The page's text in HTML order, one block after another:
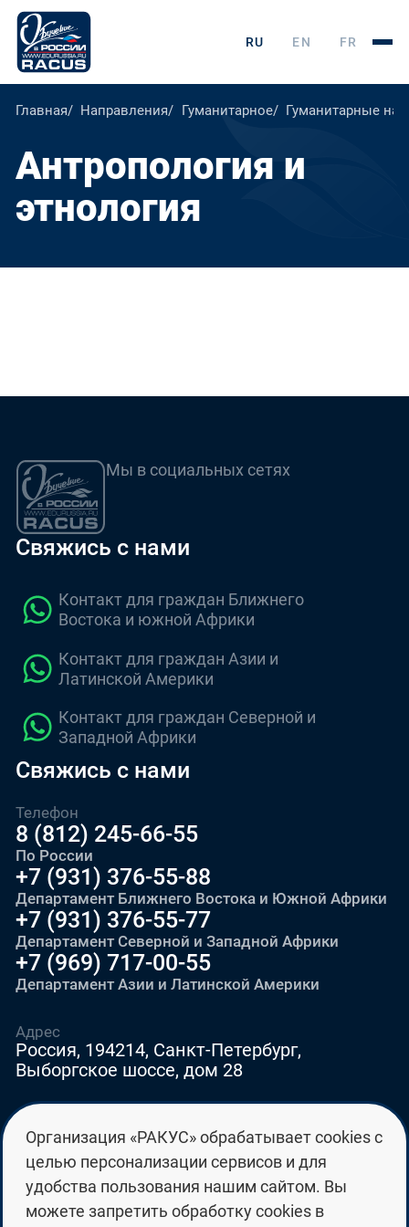
RU EN FR
Главная Направления Гуманитарное Гуманитарные
Антропология и
этнология
Мы в социальных сетях
Свяжись с нами
Контакт для граждан Ближнего
Востока и южной Африки
Контакт для граждан Азии и
Латинской Америки
Контакт для граждан Северной и
Западной Африки
Свяжись с нами
Телефон
8 (812) 245-66-55
По России
+7 (931) 376-55-88
Департамент Ближнего Востока и Южной Африки
+7 (931) 376-55-77
Департамент Северной и Западной Африки
+7 (969) 717-00-55
Департамент Азии и Латинской Америки
E-mail
education@edurussia.org
edurussia@racus.ru
Адрес
Россия, 194214, Санкт-Петербург,
Выборгское шоссе, дом 28
Организация «РАКУС» обрабатывает cookies с
целью персонализации сервисов и для
удобства пользования нашим сайтом. Вы
можете запретить обработку cookies в